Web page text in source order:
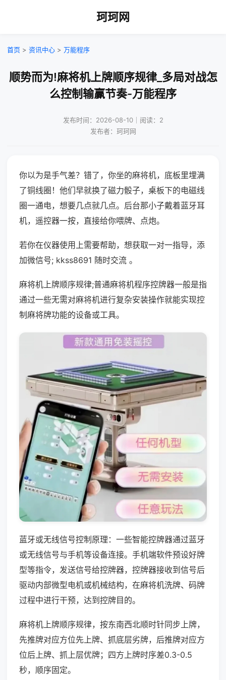
珂珂网
首页 > 资讯中心 > 万能程序
顺势而为!麻将机上牌顺序规律_多局对战怎
么控制输赢节奏-万能程序
发布时间：2026-08-10｜阅读：2
发布者：珂珂网
你以为是手气差？错了，你坐的麻将机，底板里埋满
了铜线圈！他们早就换了磁力骰子，桌板下的电磁线
圈一通电，想要几点就几点。后台那小子戴着蓝牙耳
机，遥控器一按，直接给你喂牌、点炮。
若你在仪器使用上需要帮助，想获取一对一指导，添
加微信号; kkss8691 随时交流 。
麻将机上牌顺序规律;普通麻将机程序控牌器一般是指
通过一些无需对麻将机进行复杂安装操作就能实现控
制麻将牌功能的设备或工具。
蓝牙或无线信号控制原理：一些智能控牌器通过蓝牙
或无线信号与手机等设备连接。手机端软件预设好牌
型等指令，发送信号给控牌器，控牌器接收到信号后
驱动内部微型电机或机械结构，在麻将机洗牌、码牌
过程中进行干预，达到控牌目的。
麻将机上牌顺序规律，按东南西北顺时针同步上牌，
先推牌对应方位先上牌、抓底层劣牌，后推牌对应方
位后上牌、抓上层优牌；四方上牌时序差0.3-0.5
秒，顺序固定。